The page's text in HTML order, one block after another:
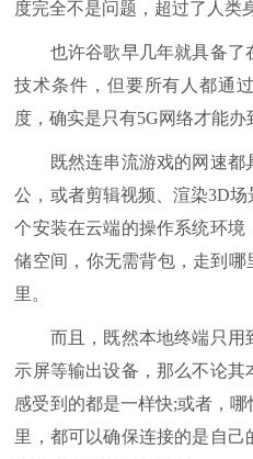
度完全不是问题，超过了人类
也许谷歌早几年就具备了
技术条件，但要所有人都通
度，确实是只有5G网络才能办
既然连串流游戏的网速都
公，或者剪辑视频、渲染3D
个安装在云端的操作系统环
储空间，你无需背包，走到哪
里。
而且，既然本地终端只用
示屏等输出设备，那么不论
感受到的都是一样快;或者，
里，都可以确保连接的是自